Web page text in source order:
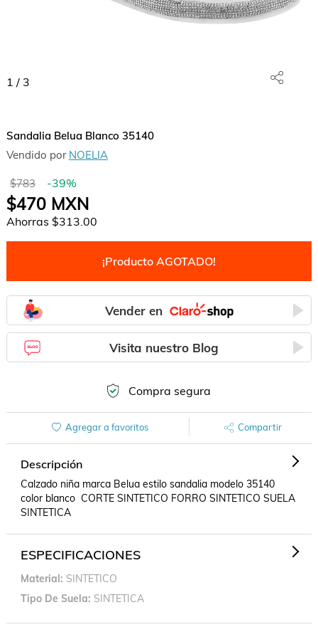
1 / 3
Sandalia Belua Blanco 35140
Vendido por NOELIA
$783 -39%
$470MXN
Ahorras $313.00
¡Producto AGOTADO!
Vender en
Visita nuestro Blog
Compra segura
Agregar a favoritos Compartir
Descripción
Calzado niña marca Belua estilo sandalia modelo 35140
color blanco  CORTE SINTETICO FORRO SINTETICO SUELA
SINTETICA
ESPECIFICACIONES
Material SINTETICO
Tipo De Suela SINTETICA